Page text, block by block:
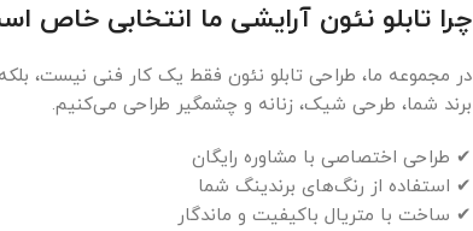
چرا تابلو نئون آرایشی ما انتخابی خاص
در مجموعه ما، طراحی تابلو نئون فقط یک کار فنی نیست،
برند شما، طرحی شیک، زنانه و چشمگیر طراحی می‌کنیم.
✔ طراحی اختصاصی با مشاوره رایگان
✔ استفاده از رنگ‌های برندینگ شما
✔ ساخت با متریال باکیفیت و ماندگار